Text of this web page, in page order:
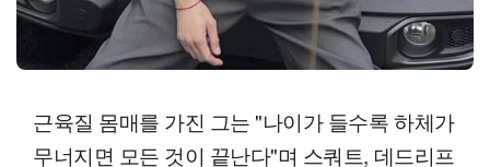
근육질 몸매를 가진 그는 "나이가 들수록 하체가
무너지면 모든 것이 끝난다"며 스쿼트, 데드리프